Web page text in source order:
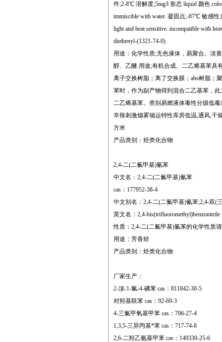
件;2-8℃ 溶解度;5mg/l 形态 liquid 颜色
immiscible with water. 凝固点;-87℃ 敏感性
light and heat sensitive. incompatible with
diethenyl-(1321-74-0)
用途：化学性质;无色液体，易聚合。淡
醇、乙醚.用途;有机合成。二乙烯基苯具
离子交换树脂；离了交换膜；abs树脂；
苯时，作为副产物得到混合二乙基苯，
二乙烯基苯。类别易燃液体毒性分级低
辛辣刺激烟雾储运特性库房低温,通风,干
方米
产品类别：烃类化合物
2,4-二(二氟甲基)氰苯
中文名：2,4-二(二氟甲基)氰苯
cas：177952-38-4
中文别名：2,4-二(二氟甲基)氰苯;2,4-双(
英文名：2,4-bis(trifluoromethyl)benzonitrile
性质：2,4-二(二氟甲基)氰苯的化学性质
用途：芳香烃
产品类别：烃类化合物
厂家生产：
2-溴-1-氟-4-碘苯 cas：811842-30-5
对羟基联苯 cas：92-69-3
4-三氟甲氧基甲苯 cas：706-27-4
1,3,5-三异丙基*苯 cas：717-74-8
2,6-二羟乙氨基甲苯 cas：149330-25-6